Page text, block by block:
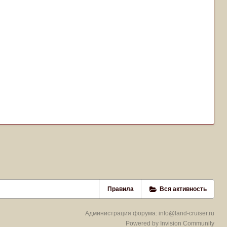
Правила Вся активность
Администрация форума: info@land-cruiser.ru
Powered by Invision Community